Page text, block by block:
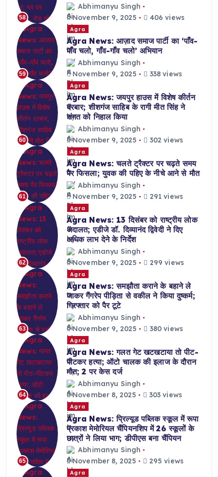
58
Abhimanyu Singh
November 9, 2025
406 views
59
Agra
Agra News: आज़ाद समाज पार्टी का ‘पाँव-
पाँव चलो, गाँव-गाँव चलो’ अभियान
Abhimanyu Singh
November 9, 2025
338 views
60
Agra
Agra News: जयपुर हाउस में विशेष कीर्तन
दरबार; शीशगंज साहिब के रागी मीत सिंह ने
संगत को निहाल किया
Abhimanyu Singh
November 9, 2025
302 views
61
Agra
Agra News: चलते ट्रैक्टर पर चढ़ते समय
पैर फिसला; युवक की पहिए के नीचे आने से मौत
Abhimanyu Singh
November 9, 2025
291 views
62
Agra
Agra News: 13 दिसंबर को राष्ट्रीय लोक
अदालत; एडीजे डॉ. दिव्यानंद द्विवेदी ने दिए
अधिक लाभ देने के निर्देश
Abhimanyu Singh
November 9, 2025
299 views
63
Agra
Agra News: समझौता कराने के बहाने ले
जाकर गैंगरेप पीड़िता से वकील ने किया दुष्कर्म;
गिरफ्तार को पैर टूटे
Abhimanyu Singh
November 9, 2025
380 views
64
Agra
Agra News: गलत गेट खटखटाया तो पीट-
पीटकर हत्या; ऑटो चालक की इलाज के दौरान
मौत; 2 पर केस दर्ज
Abhimanyu Singh
November 8, 2025
303 views
65
Agra
Agra News: प्रिल्यूड पब्लिक स्कूल में रूपा
प्रकाश मेमोरियल चैंपियनशिप में 26 स्कूलों के
छात्रों ने लिया भाग; डीपीएस बना चैंपियन
Abhimanyu Singh
November 8, 2025
295 views
Agra